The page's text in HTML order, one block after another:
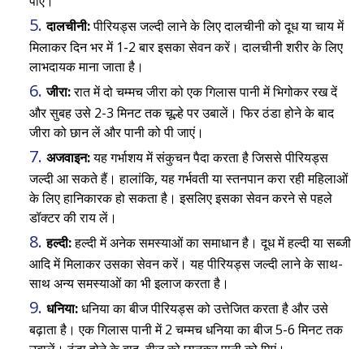
दालचीनी:पीरियड्स जल्दी लाने के लिए दालचीनी को दूध या चाय में
मिलाकर दिन भर में 1-2 बार इसका सेवन करें। दालचीनी शरीर के लिए
लाभदायक माना जाता है।
जीरा:रात में दो चम्मच जीरा को एक गिलास पानी में भिगोकर रख दें
और सुबह उसे 2-3 मिनट तक चूल्हे पर उबालें। फिर ठंडा होने के बाद
जीरा को छान लें और पानी को पी जाएं।
अजवाइन:यह गर्भाशय में संकुचन पैदा करता है जिससे पीरियड्स
जल्दी आ सकते हैं। हालांकि, यह गर्भवती या स्तनपान करा रही महिलाओं
के लिए हानिकारक हो सकता है। इसलिए इसका सेवन करने से पहले
डॉक्टर की राय लें।
हल्दी:हल्दी में अनेक समस्याओं का समाधान है। दूध में हल्दी या सब्जी
आदि में मिलाकर उसका सेवन करें। यह पीरियड्स जल्दी लाने के साथ-
साथ अन्य समस्याओं का भी इलाज करता है।
धनिया:धनिया का बीज पीरियड्स को उत्तेजित करता है और उसे
बढ़ाता है। एक गिलास पानी में 2 चम्मच धनिया का बीज 5-6 मिनट तक